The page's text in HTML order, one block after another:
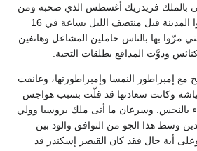
بالملك فريدريك أغسطس الذي صحبه ومن
معه إلى العاصمة، فوصلوا المدينة قبل منتصف الليل بساعة في 16
مرّوا بها بالناس حاملين المشاعل وهاتفين
ودوَّت المدافع بطلقات التحية.
مع إمبراطور النمسا وإمبراطورتها، وعانقت
جياشة وكانت سعادتها قد قلّت بسبب هواجس
بالنحس. وسرعان ما أتى ملك بروسيا وولي
وسط هذا الجو من التوافق والود بين
وعلى أية حال فقد كان القيصر إسكندر قد